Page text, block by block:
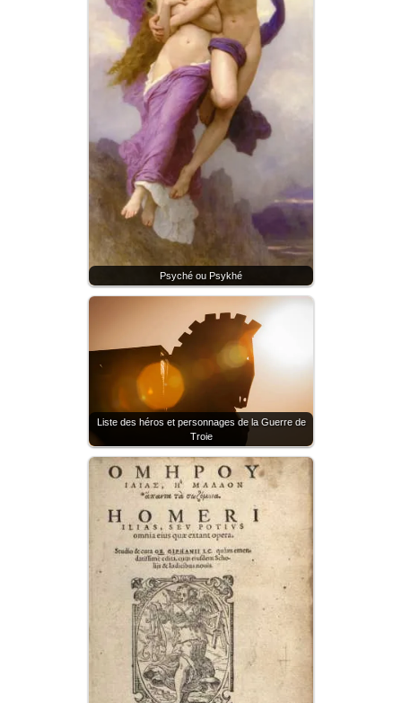
Psyché ou Psykhé
Liste des héros et personnages de la Guerre de
Troie